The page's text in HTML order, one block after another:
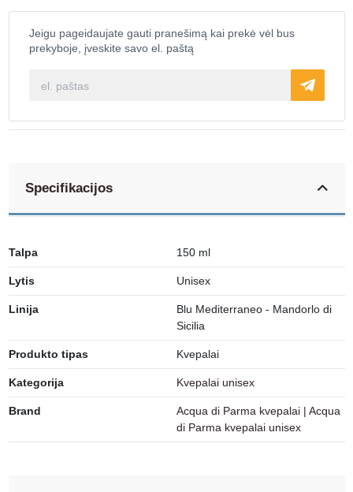
Jeigu pageidaujate gauti pranešimą kai prekė vėl bus
prekyboje, įveskite savo el. paštą
Specifikacijos
Talpa 150 ml
Lytis Unisex
Linija
Blu Mediterraneo - Mandorlo di
Sicilia
Produkto tipas Kvepalai
Kategorija Kvepalai unisex
Brand Acqua di Parma kvepalai | Acqua
di Parma kvepalai unisex